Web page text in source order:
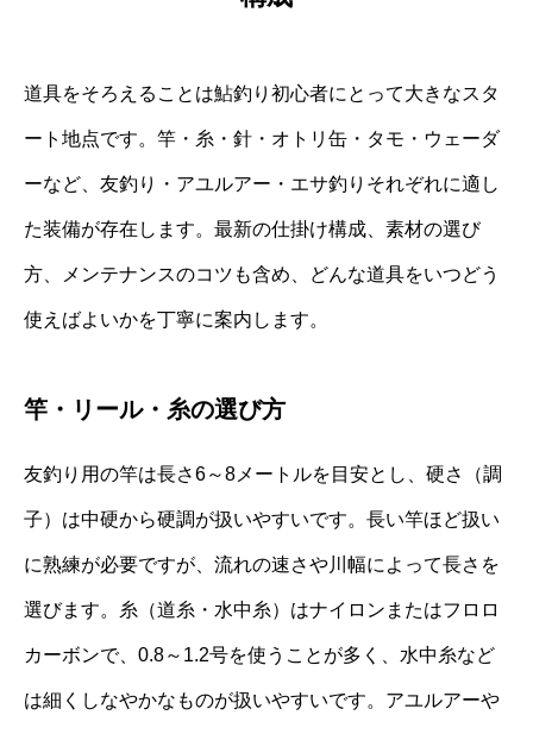
道具をそろえることは鮎釣り初心者にとって大きなスタ
ート地点です。竿・糸・針・オトリ缶・タモ・ウェーダ
ーなど、友釣り・アユルアー・エサ釣りそれぞれに適し
た装備が存在します。最新の仕掛け構成、素材の選び
方、メンテナンスのコツも含め、どんな道具をいつどう
使えばよいかを丁寧に案内します。
竿・リール・糸の選び方
友釣り用の竿は長さ6～8メートルを目安とし、硬さ（調
子）は中硬から硬調が扱いやすいです。長い竿ほど扱い
に熟練が必要ですが、流れの速さや川幅によって長さを
選びます。糸（道糸・水中糸）はナイロンまたはフロロ
カーボンで、0.8～1.2号を使うことが多く、水中糸など
は細くしなやかなものが扱いやすいです。アユルアーや